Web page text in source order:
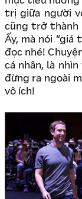
trị giữa người
cũng trở thành
Ấy, mà nói
đọc nhé!
cá nhân, là
đừng ra ngoài
vô ích!